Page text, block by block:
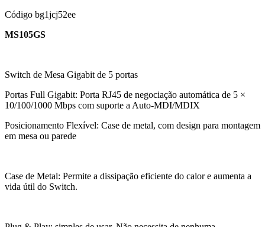
Código bg1jcj52ee
MS105GS
Switch de Mesa Gigabit de 5 portas
Portas Full Gigabit: Porta RJ45 de negociação automática de 5 ×
10/100/1000 Mbps com suporte a Auto-MDI/MDIX
Posicionamento Flexível: Case de metal, com design para montagem
em mesa ou parede
Case de Metal: Permite a dissipação eficiente do calor e aumenta a
vida útil do Switch.